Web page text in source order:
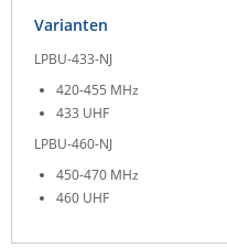
Server Technology
Siretta
SIRIO Antenne
Sunbird
Tactical Software
TEKTELIC
Varianten
LPBU-433-NJ
420-455 MHz
433 UHF
LPBU-460-NJ
450-470 MHz
460 UHF